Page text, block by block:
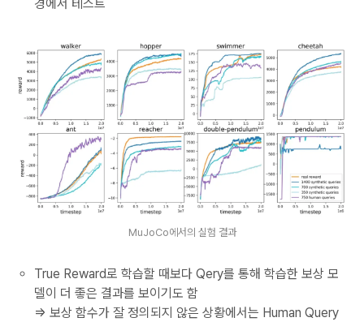
경에서 테스트
MuJoCo에서의 실험 결과
True Reward로 학습할 때보다 Qery를 통해 학습한 보상 모
델이 더 좋은 결과를 보이기도 함
⇒ 보상 함수가 잘 정의되지 않은 상황에서는 Human Query